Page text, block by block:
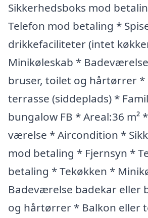
Sikkerhedsboks mod
Telefon mod betaling *
drikkefaciliteter (intet
Minikøleskab *
bruser, toilet og hårtørrer *
terrasse (siddeplads) *
bungalow FB * Areal:36 m²
værelse * Aircondition *
mod betaling * Fjernsyn *
betaling * Tekøkken *
Badeværelse badekar eller
og hårtørrer * Balkon eller